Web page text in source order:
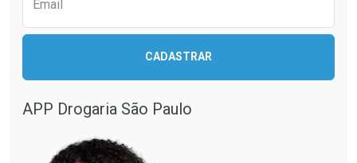
Email
CADASTRAR
APP Drogaria São Paulo